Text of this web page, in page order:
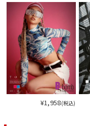
¥1,958(税込)